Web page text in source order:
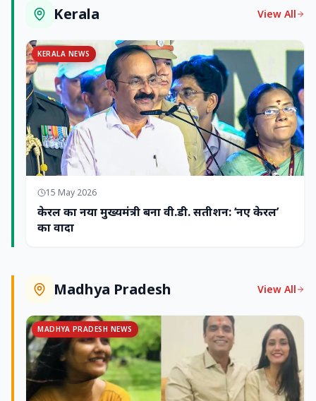
Kerala View All
KERALA NEWS
15 May 2026
केरल का नया मुख्यमंत्री बना वी.डी. सतीशन: ‘नए केरल’
का वादा
Madhya Pradesh View All
MADHYA PRADESH NEWS